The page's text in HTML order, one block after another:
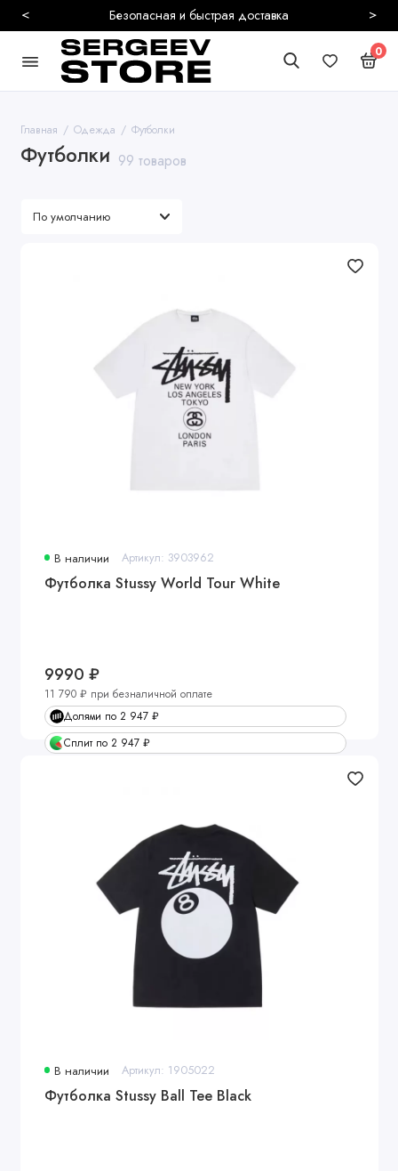
Безопасная и быстрая доставка
< >
0
Главная Одежда Футболки
Футболки 99 товаров
В наличии Артикул: 3903962
Футболка Stussy World Tour White
9990 ₽
11 790 ₽ при безналичной оплате
Долями по 2 947 ₽
Сплит по 2 947 ₽
В наличии Артикул: 1905022
Футболка Stussy Ball Tee Black